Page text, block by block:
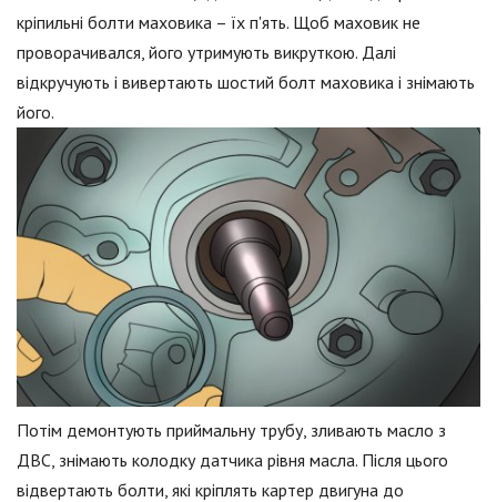
кріпильні болти маховика – їх п'ять. Щоб маховик не
проворачивался, його утримують викруткою. Далі
відкручують і вивертають шостий болт маховика і знімають
його.
Потім демонтують приймальну трубу, зливають масло з
ДВС, знімають колодку датчика рівня масла. Після цього
відвертають болти, які кріплять картер двигуна до